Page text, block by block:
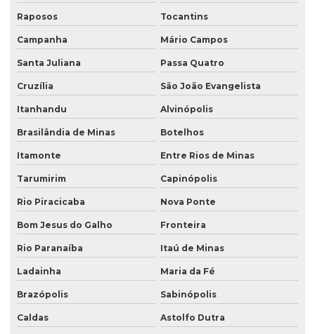
Raposos Tocantins
Campanha Mário Campos
Santa Juliana Passa Quatro
Cruzília São João Evangelista
Itanhandu Alvinópolis
Brasilândia de Minas Botelhos
Itamonte Entre Rios de Minas
Tarumirim Capinópolis
Rio Piracicaba Nova Ponte
Bom Jesus do Galho Fronteira
Rio Paranaíba Itaú de Minas
Ladainha Maria da Fé
Brazópolis Sabinópolis
Caldas Astolfo Dutra